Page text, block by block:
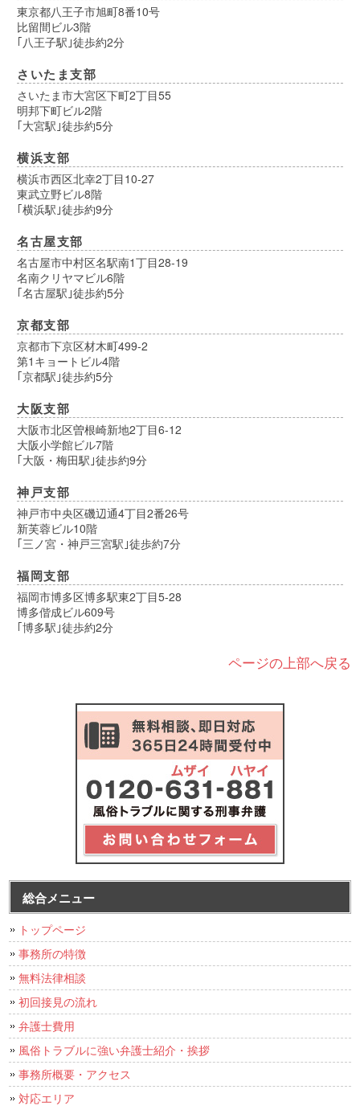
東京都八王子市旭町8番10号
比留間ビル3階
｢八王子駅｣徒歩約2分
さいたま支部
さいたま市大宮区下町2丁目55
明邦下町ビル2階
｢大宮駅｣徒歩約5分
横浜支部
横浜市西区北幸2丁目10-27
東武立野ビル8階
｢横浜駅｣徒歩約9分
名古屋支部
名古屋市中村区名駅南1丁目28-19
名南クリヤマビル6階
｢名古屋駅｣徒歩約5分
京都支部
京都市下京区材木町499-2
第1キョートビル4階
｢京都駅｣徒歩約5分
大阪支部
大阪市北区曽根崎新地2丁目6-12
大阪小学館ビル7階
｢大阪・梅田駅｣徒歩約9分
神戸支部
神戸市中央区磯辺通4丁目2番26号
新芙蓉ビル10階
｢三ノ宮・神戸三宮駅｣徒歩約7分
福岡支部
福岡市博多区博多駅東2丁目5-28
博多偕成ビル609号
｢博多駅｣徒歩約2分
ページの上部へ戻る
総合メニュー
トップページ
事務所の特徴
無料法律相談
初回接見の流れ
弁護士費用
風俗トラブルに強い弁護士紹介・挨拶
事務所概要・アクセス
対応エリア